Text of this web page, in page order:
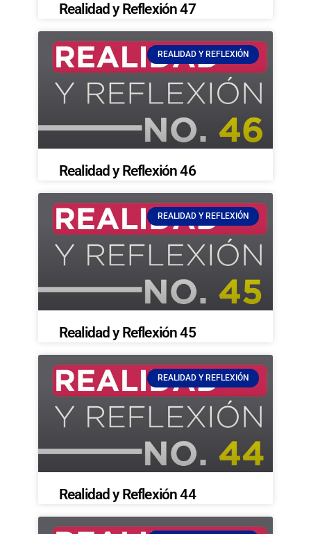
Realidad y Reflexión 47
REALIDAD Y REFLEXIÓN
Realidad y Reflexión 46
REALIDAD Y REFLEXIÓN
Realidad y Reflexión 45
REALIDAD Y REFLEXIÓN
Realidad y Reflexión 44